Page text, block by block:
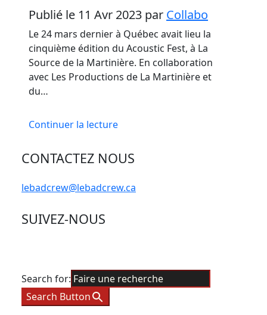
Publié le 11 Avr 2023 par Collabo
Le 24 mars dernier à Québec avait lieu la
cinquième édition du Acoustic Fest, à La
Source de la Martinière. En collaboration
avec Les Productions de La Martinière et
du…
Continuer la lecture
CONTACTEZ NOUS
lebadcrew@lebadcrew.ca
SUIVEZ-NOUS
Search for:
Search Button